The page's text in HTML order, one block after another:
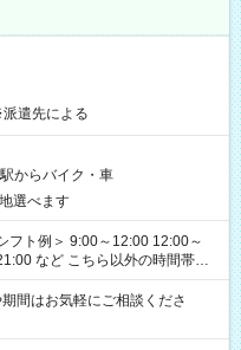
遣先による
からバイク・車
選べます
外の時間帯も
間はお気軽にご相談くださ